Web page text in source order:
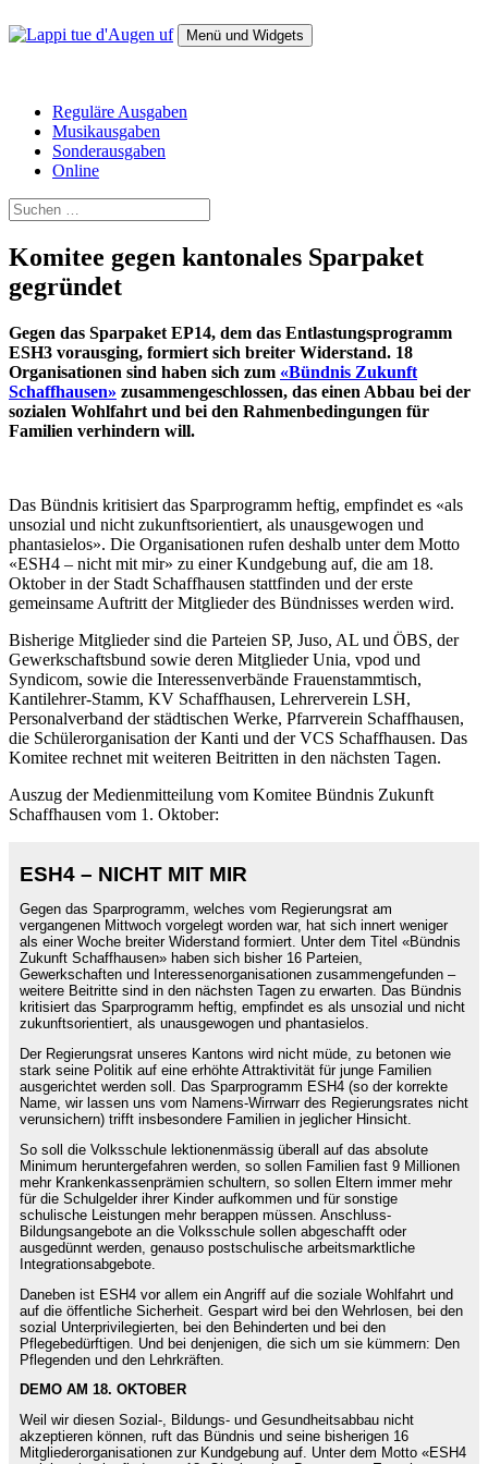
Inhalt
Menü und Widgets
Reguläre Ausgaben
Musikausgaben
Sonderausgaben
Online
Suchen
nach:
Komitee gegen kantonales Sparpaket
gegründet
Gegen das Sparpaket EP14, dem das Entlastungsprogramm
ESH3 vorausging, formiert sich breiter Widerstand. 18
Organisationen sind haben sich zum «Bündnis Zukunft
Schaffhausen» zusammengeschlossen, das einen Abbau bei der
sozialen Wohlfahrt und bei den Rahmenbedingungen für
Familien verhindern will.
Das Bündnis kritisiert das Sparprogramm heftig, empfindet es «als
unsozial und nicht zukunftsorientiert, als unausgewogen und
phantasielos». Die Organisationen rufen deshalb unter dem Motto
«ESH4 – nicht mit mir» zu einer Kundgebung auf, die am 18.
Oktober in der Stadt Schaffhausen stattfinden und der erste
gemeinsame Auftritt der Mitglieder des Bündnisses werden wird.
Bisherige Mitglieder sind die Parteien SP, Juso, AL und ÖBS, der
Gewerkschaftsbund sowie deren Mitglieder Unia, vpod und
Syndicom, sowie die Interessenverbände Frauenstammtisch,
Kantilehrer-Stamm, KV Schaffhausen, Lehrerverein LSH,
Personalverband der städtischen Werke, Pfarrverein Schaffhausen,
die Schülerorganisation der Kanti und der VCS Schaffhausen. Das
Komitee rechnet mit weiteren Beitritten in den nächsten Tagen.
Auszug der Medienmitteilung vom Komitee Bündnis Zukunft
Schaffhausen vom 1. Oktober:
ESH4 – NICHT MIT MIR
Gegen das Sparprogramm, welches vom Regierungsrat am
vergangenen Mittwoch vorgelegt worden war, hat sich innert weniger
als einer Woche breiter Widerstand formiert. Unter dem Titel «Bündnis
Zukunft Schaffhausen» haben sich bisher 16 Parteien,
Gewerkschaften und Interessenorganisationen zusammengefunden –
weitere Beitritte sind in den nächsten Tagen zu erwarten. Das Bündnis
kritisiert das Sparprogramm heftig, empfindet es als unsozial und nicht
zukunftsorientiert, als unausgewogen und phantasielos.
Der Regierungsrat unseres Kantons wird nicht müde, zu betonen wie
stark seine Politik auf eine erhöhte Attraktivität für junge Familien
ausgerichtet werden soll. Das Sparprogramm ESH4 (so der korrekte
Name, wir lassen uns vom Namens-Wirrwarr des Regierungsrates nicht
verunsichern) trifft insbesondere Familien in jeglicher Hinsicht.
So soll die Volksschule lektionenmässig überall auf das absolute
Minimum heruntergefahren werden, so sollen Familien fast 9 Millionen
mehr Krankenkassenprämien schultern, so sollen Eltern immer mehr
für die Schulgelder ihrer Kinder aufkommen und für sonstige
schulische Leistungen mehr berappen müssen. Anschluss-
Bildungsangebote an die Volksschule sollen abgeschafft oder
ausgedünnt werden, genauso postschulische arbeitsmarktliche
Integrationsabgebote.
Daneben ist ESH4 vor allem ein Angriff auf die soziale Wohlfahrt und
auf die öffentliche Sicherheit. Gespart wird bei den Wehrlosen, bei den
sozial Unterprivilegierten, bei den Behinderten und bei den
Pflegebedürftigen. Und bei denjenigen, die sich um sie kümmern: Den
Pflegenden und den Lehrkräften.
DEMO AM 18. OKTOBER
Weil wir diesen Sozial-, Bildungs- und Gesundheitsabbau nicht
akzeptieren können, ruft das Bündnis und seine bisherigen 16
Mitgliederorganisationen zur Kundgebung auf. Unter dem Motto «ESH4